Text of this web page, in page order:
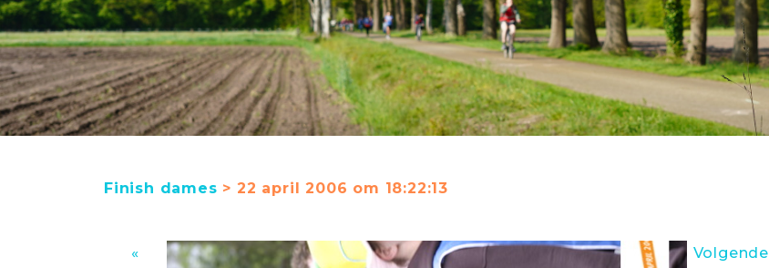
Finish dames > 22 april 2006 om 18:22:13
«
Volgende